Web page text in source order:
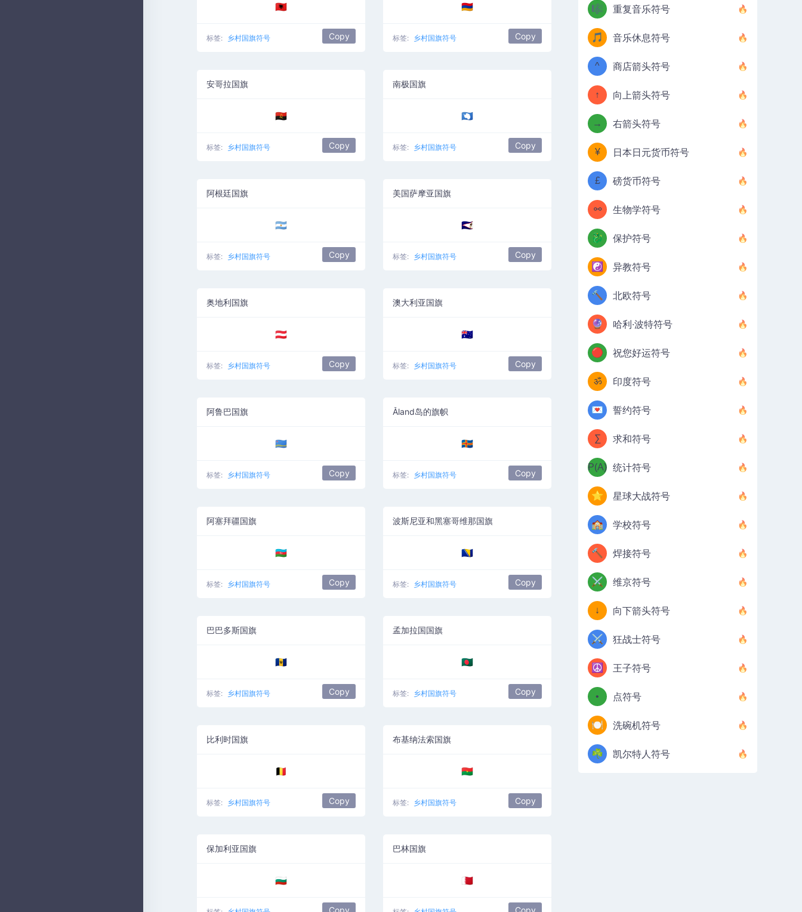
🇦🇱
标签: 乡村国旗符号 Copy
🇦🇲
标签: 乡村国旗符号 Copy
安哥拉国旗
🇦🇴
标签: 乡村国旗符号 Copy
南极国旗
🇦🇶
标签: 乡村国旗符号 Copy
阿根廷国旗
🇦🇷
标签: 乡村国旗符号 Copy
美国萨摩亚国旗
🇦🇸
标签: 乡村国旗符号 Copy
奥地利国旗
🇦🇹
标签: 乡村国旗符号 Copy
澳大利亚国旗
🇦🇺
标签: 乡村国旗符号 Copy
阿鲁巴国旗
🇦🇼
标签: 乡村国旗符号 Copy
Åland岛的旗帜
🇦🇽
标签: 乡村国旗符号 Copy
阿塞拜疆国旗
🇦🇿
标签: 乡村国旗符号 Copy
波斯尼亚和黑塞哥维那国旗
🇧🇦
标签: 乡村国旗符号 Copy
巴巴多斯国旗
🇧🇧
标签: 乡村国旗符号 Copy
孟加拉国国旗
🇧🇩
标签: 乡村国旗符号 Copy
比利时国旗
🇧🇪
标签: 乡村国旗符号 Copy
布基纳法索国旗
🇧🇫
标签: 乡村国旗符号 Copy
保加利亚国旗
🇧🇬
Copy
巴林国旗
🇧🇭
Copy
🎼 重复音乐符号
🎵 音乐休息符号
^ 商店箭头符号
↑ 向上箭头符号
→ 右箭头符号
¥ 日本日元货币符号
£ 磅货币符号
⚯ 生物学符号
🐉 保护符号
☯️ 异教符号
🔨 北欧符号
🔮 哈利·波特符号
🔴 祝您好运符号
ॐ 印度符号
💌 誓约符号
∑ 求和符号
P(A) 统计符号
⭐ 星球大战符号
🏫 学校符号
🔨 焊接符号
⚔️ 维京符号
↓ 向下箭头符号
⚔️ 狂战士符号
☮️ 王子符号
• 点符号
🍽️ 洗碗机符号
☘️ 凯尔特人符号